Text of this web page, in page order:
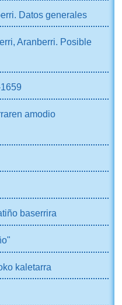
Datos generales
Aranberri. Posible
amodio
baserrira
kaletarra